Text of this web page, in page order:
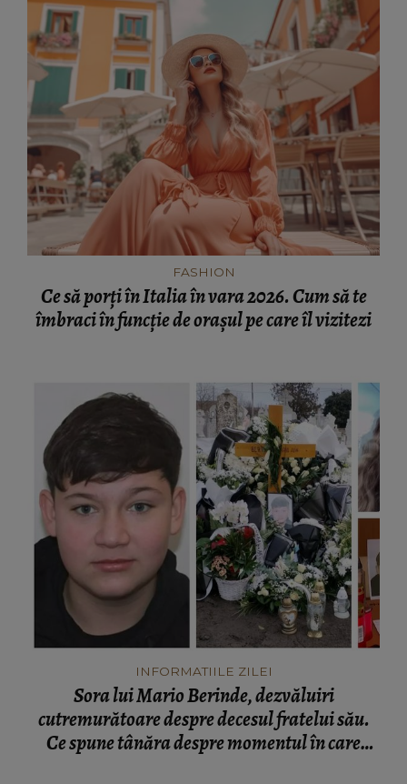
FASHION
Ce să porți în Italia în vara 2026. Cum să te
îmbraci în funcție de orașul pe care îl vizitezi
INFORMATIILE ZILEI
Sora lui Mario Berinde, dezvăluiri
cutremurătoare despre decesul fratelui său.
Ce spune tânăra despre momentul în care